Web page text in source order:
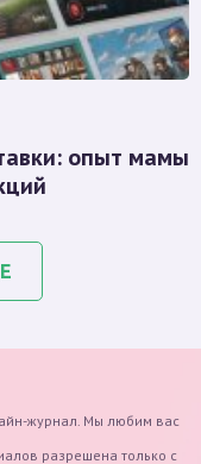
опыт мамы
журнал. Мы любим вас
разрешена только с